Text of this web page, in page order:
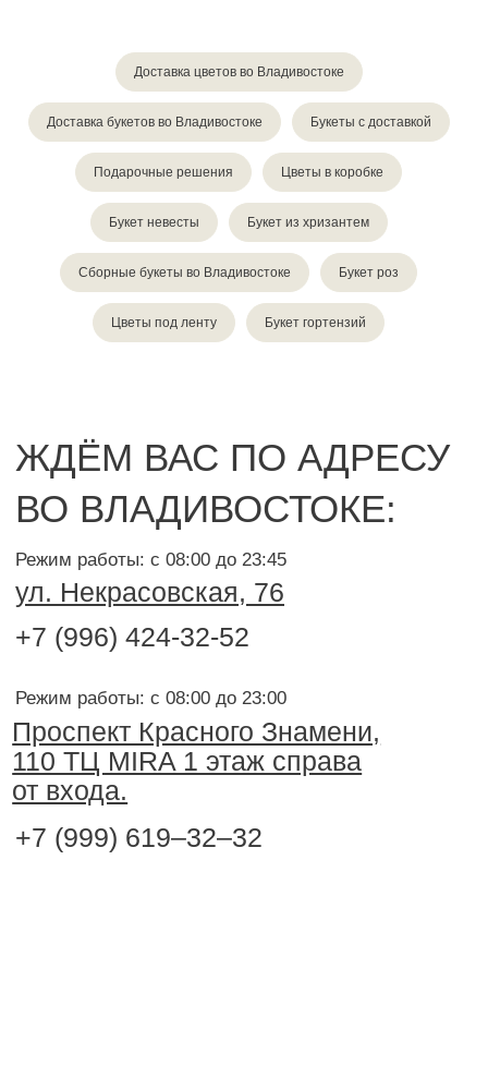
Доставка цветов во Владивостоке
Доставка букетов во Владивостоке Букеты с доставкой
Подарочные решения Цветы в коробке
Букет невесты Букет из хризантем
Сборные букеты во Владивостоке Букет роз
Цветы под ленту Букет гортензий